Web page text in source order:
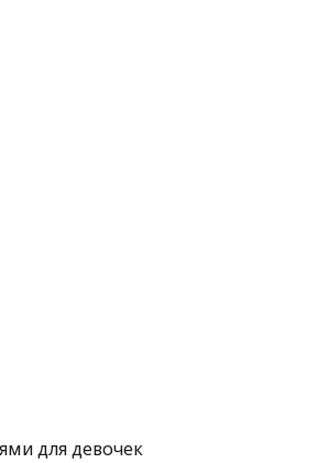
для девочек